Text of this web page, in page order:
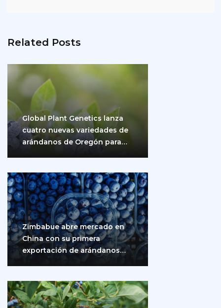
Related Posts
Global Plant Genetics lanza
cuatro nuevas variedades de
arándanos de Oregón para
Zimbabue abre mercado en
China con su primera
exportación de arándanos